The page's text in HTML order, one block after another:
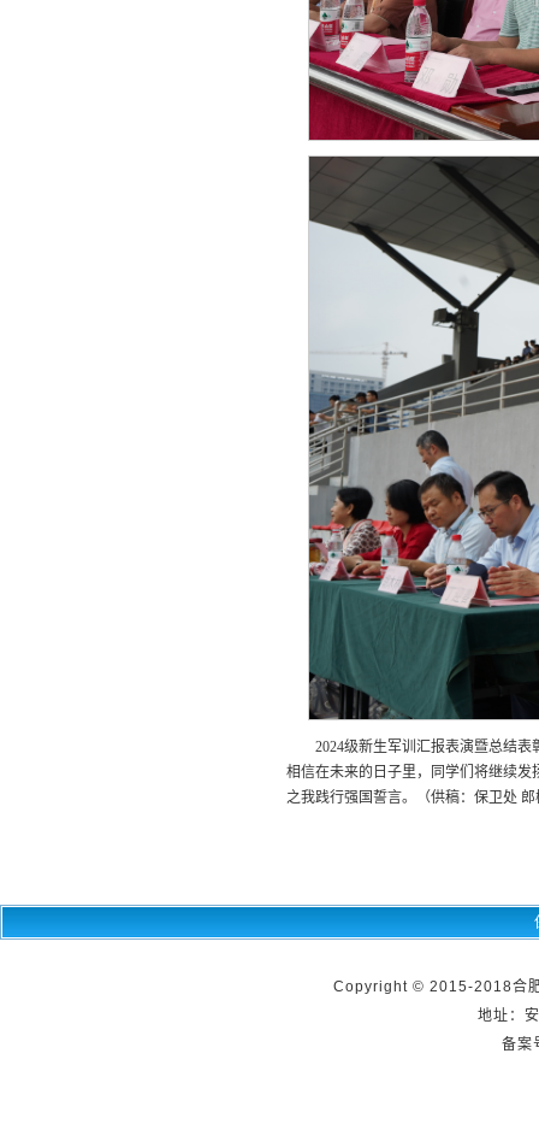
2024级新生军训汇报表演暨总结
相信在未来的日子里，同学们将继续
之我践行强国誓言。（供稿：保卫处
Copyright © 2015-2018合
地址：
备案